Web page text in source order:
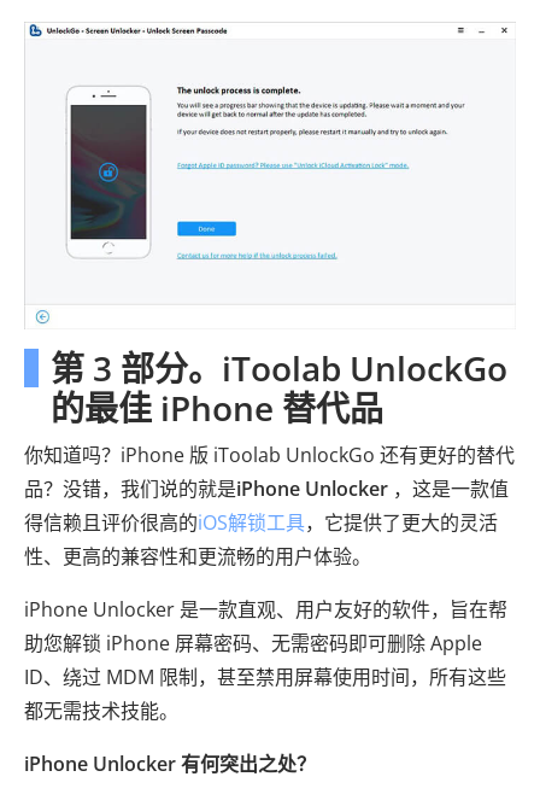
第 3 部分。iToolab UnlockGo
的最佳 iPhone 替代品
你知道吗？iPhone 版 iToolab UnlockGo 还有更好的替代
品？没错，我们说的就是iPhone Unlocker ，这是一款值
得信赖且评价很高的iOS解锁工具，它提供了更大的灵活
性、更高的兼容性和更流畅的用户体验。
iPhone Unlocker 是一款直观、用户友好的软件，旨在帮
助您解锁 iPhone 屏幕密码、无需密码即可删除 Apple
ID、绕过 MDM 限制，甚至禁用屏幕使用时间，所有这些
都无需技术技能。
iPhone Unlocker 有何突出之处？